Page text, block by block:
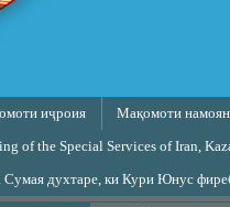
иҷроия
Мақомоти
of the Special Services of Iran,
Сумая духтаре, ки Кури Юнус